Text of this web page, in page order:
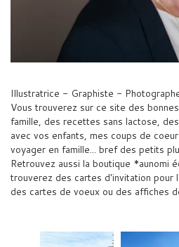
Illustratrice - Graphiste -
Vous trouverez sur ce site des
famille, des recettes sans lactose,
avec vos enfants, mes coups de
voyager en famille... bref des petits
Retrouvez aussi la boutique *aunomi
trouverez des cartes d'invitation pour
des cartes de voeux ou des affiches